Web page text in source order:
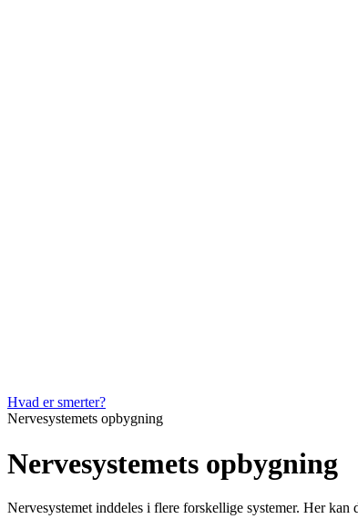
Hvad er smerter?
Nervesystemets opbygning
Nervesystemets opbygning
Nervesystemet inddeles i flere forskellige systemer. Her